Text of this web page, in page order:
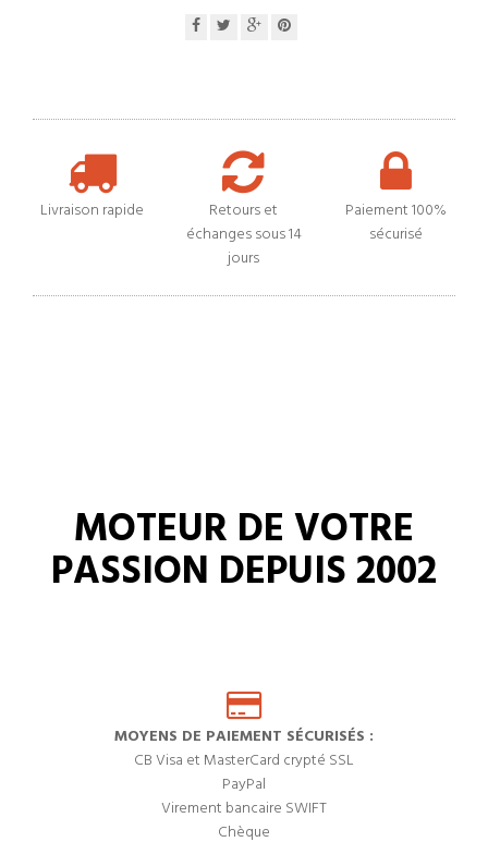
Livraison rapide
Retours et
échanges sous 14
jours
Paiement 100%
sécurisé
MOTEUR DE VOTRE
PASSION DEPUIS 2002
MOYENS DE PAIEMENT SÉCURISÉS :
CB Visa et MasterCard crypté SSL
PayPal
Virement bancaire SWIFT
Chèque